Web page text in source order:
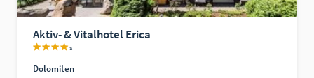
Aktiv- & Vitalhotel Erica
s
Dolomiten